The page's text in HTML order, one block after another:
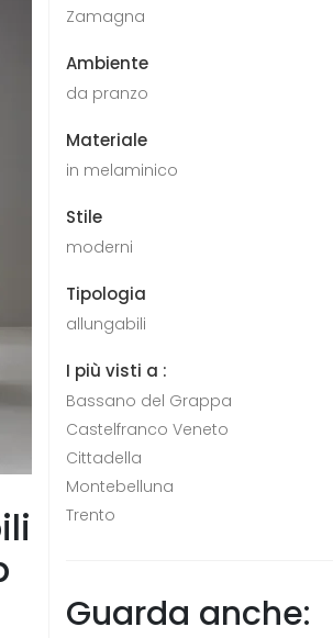
Zamagna
Ambiente
da pranzo
Materiale
in melaminico
Stile
moderni
Tipologia
allungabili
I più visti a :
Bassano del Grappa
Castelfranco Veneto
Cittadella
Montebelluna
Trento
Guarda anche: